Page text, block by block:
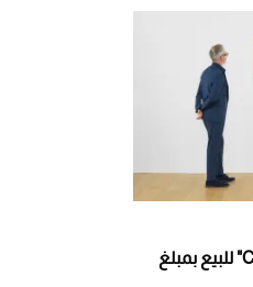
لوحة "Contentment Island" للبيع بمبلغ